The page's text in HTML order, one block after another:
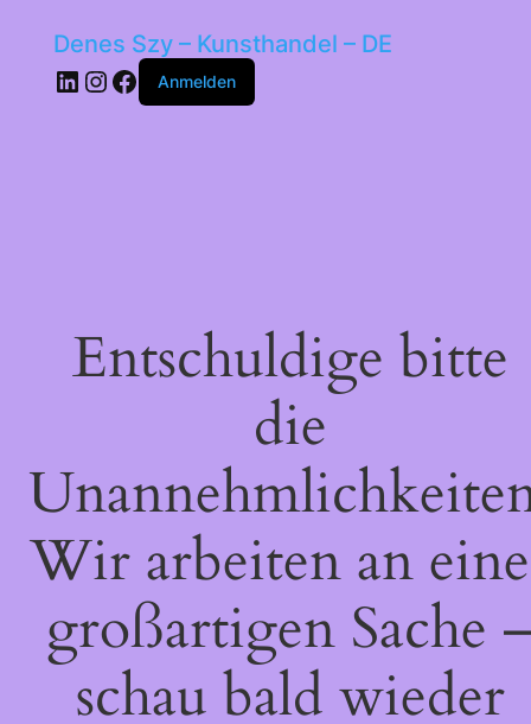
Denes Szy – Kunsthandel – DE
LinkedIn
Instagram
Facebook
Anmelden
Entschuldige bitte
die
Wir arbeiten an
großartigen Sache
schau bald wieder